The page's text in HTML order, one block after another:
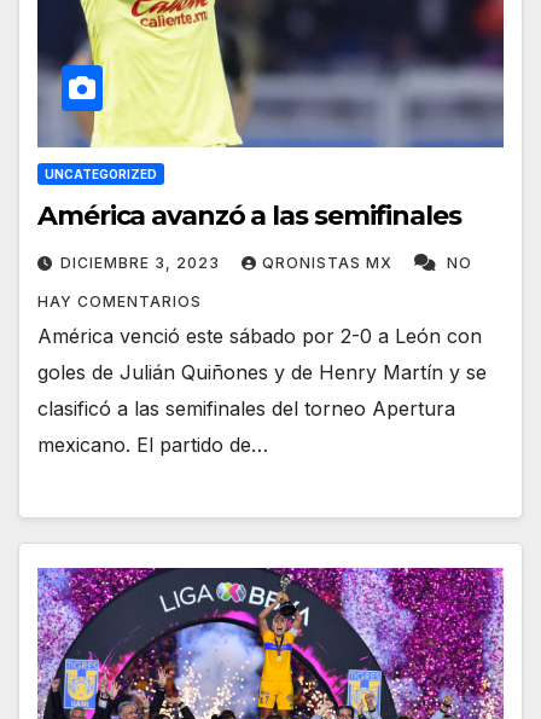
UNCATEGORIZED
América avanzó a las semifinales
DICIEMBRE 3, 2023 QRONISTAS MX NO
HAY COMENTARIOS
América venció este sábado por 2-0 a León con
goles de Julián Quiñones y de Henry Martín y se
clasificó a las semifinales del torneo Apertura
mexicano. El partido de…